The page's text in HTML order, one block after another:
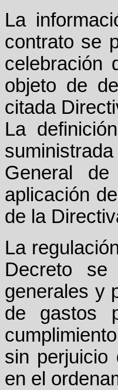
La
contrato se
celebración
objeto de
citada
La
General
aplicación
de la
La
Decreto
generales y
de gastos
sin perjuicio
en el